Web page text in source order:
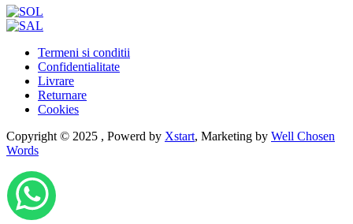
Termeni si conditii
Confidentialitate
Livrare
Returnare
Cookies
Copyright © 2025 , Powerd by Xstart, Marketing by Well Chosen
Words